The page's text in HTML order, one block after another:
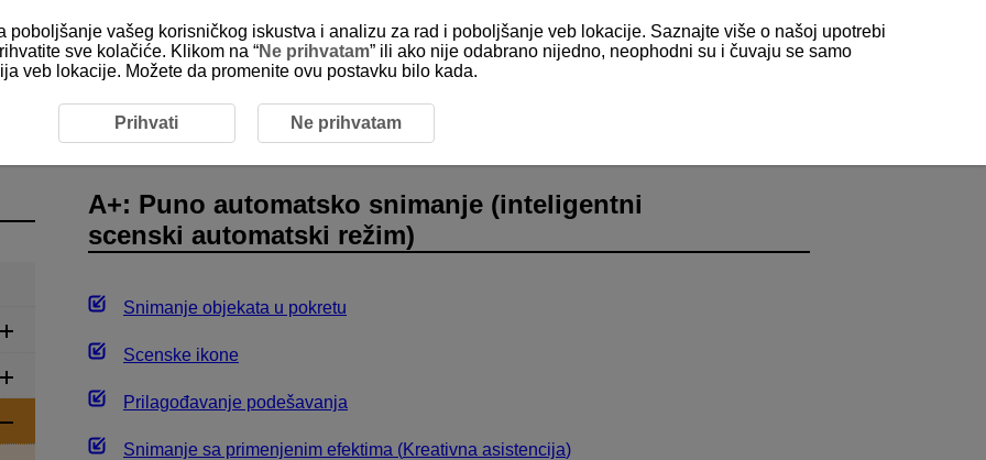
automatsko snimanje (inteligentni scenski automatski režim)
A+: Puno automatsko snimanje (inteligentni
scenski automatski režim)
Snimanje objekata u pokretu
Scenske ikone
Prilagođavanje podešavanja
Snimanje sa primenjenim efektima (Kreativna asistencija)
poboljšanje vašeg korisničkog iskustva i analizu za rad i poboljšanje veb lokacije. Saznajte više o našoj upotrebi
sve kolačiće. Klikom na “Ne prihvatam” ili ako nije odabrano nijedno, neophodni su i čuvaju se samo
veb lokacije. Možete da promenite ovu postavku bilo kada.
Prihvati Ne prihvatam